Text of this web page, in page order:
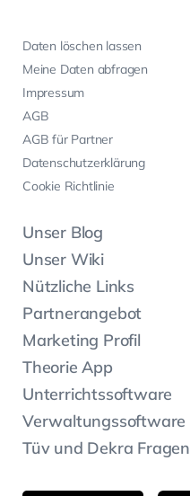
Daten löschen lassen
Meine Daten abfragen
Impressum
AGB
AGB für Partner
Datenschutzerklärung
Cookie Richtlinie
Unser Blog
Unser Wiki
Nützliche Links
Partnerangebot
Marketing Profil
Theorie App
Unterrichtssoftware
Verwaltungssoftware
Tüv und Dekra Fragen